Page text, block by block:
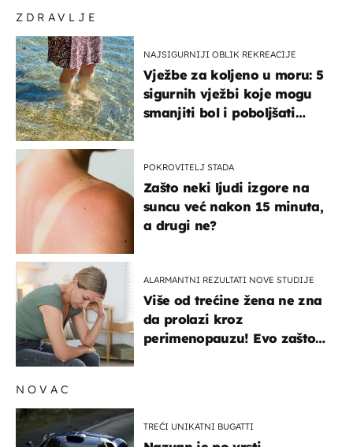
ZDRAVLJE
NAJSIGURNIJI OBLIK REKREACIJE
Vježbe za koljeno u moru: 5
sigurnih vježbi koje mogu
smanjiti bol i poboljšati
POKROVITELJ STADA
Zašto neki ljudi izgore na
suncu već nakon 15 minuta,
a drugi ne?
ALARMANTNI REZULTATI NOVE STUDIJE
Više od trećine žena ne zna
da prolazi kroz
perimenopauzu! Evo zašto
NOVAC
TREĆI UNIKATNI BUGATTI